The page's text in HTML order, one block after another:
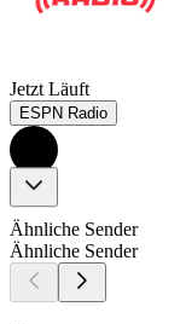
Jetzt Läuft
ESPN Radio
Ähnliche Sender
Ähnliche Sender